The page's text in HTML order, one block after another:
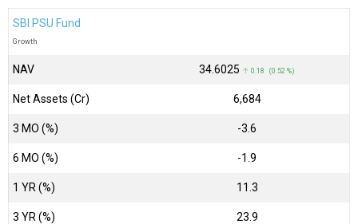
SBI PSU Fund
Growth
NAV ₹34.6025 ↑ 0.18 (0.52 %)
Net Assets (Cr) ₹6,684
3 MO (%) -3.6
6 MO (%) -1.9
1 YR (%) 11.3
3 YR (%) 23.9